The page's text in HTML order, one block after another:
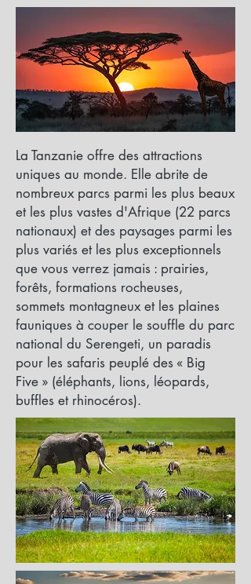
La Tanzanie offre des attractions
uniques au monde. Elle abrite de
nombreux parcs parmi les plus beaux
et les plus vastes d'Afrique (22 parcs
nationaux) et des paysages parmi les
plus variés et les plus exceptionnels
que vous verrez jamais : prairies,
forêts, formations rocheuses,
sommets montagneux et les plaines
fauniques à couper le souffle du parc
national du Serengeti, un paradis
pour les safaris peuplé des « Big
Five » (éléphants, lions, léopards,
buffles et rhinocéros).